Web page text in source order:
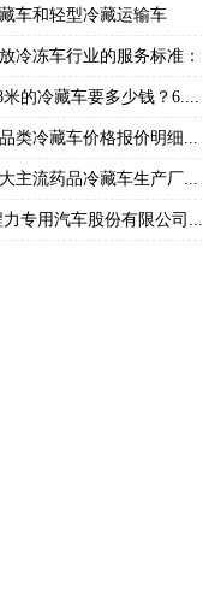
车和轻型冷藏运输车
冷冻车行业的服务标准：
米的冷藏车要多少钱？6....
类冷藏车价格报价明细...
主流药品冷藏车生产厂...
力专用汽车股份有限公司...